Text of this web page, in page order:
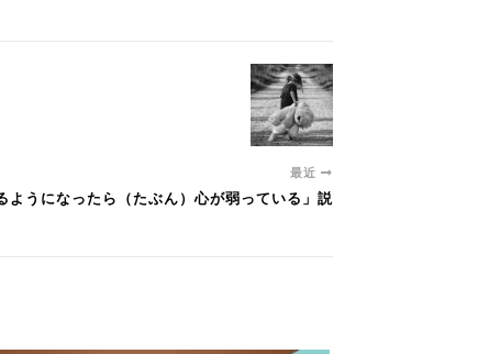
最近
うになったら（たぶん）心が弱っている」説